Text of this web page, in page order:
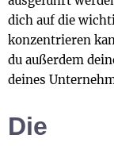
dich auf die
konzentrieren
du außerdem
deines
Die